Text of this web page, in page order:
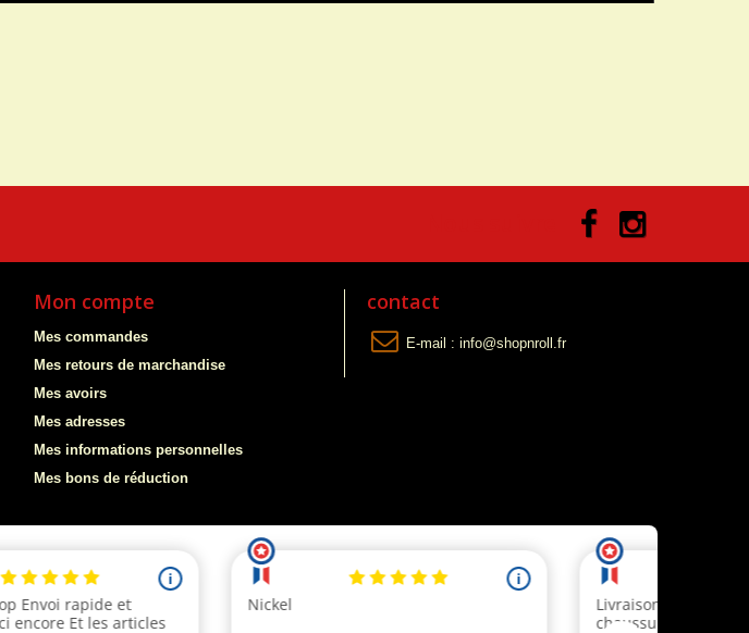
Mon compte
Mes commandes
Mes retours de marchandise
Mes avoirs
Mes adresses
Mes informations personnelles
Mes bons de réduction
contact
E-mail : info@shopnroll.fr